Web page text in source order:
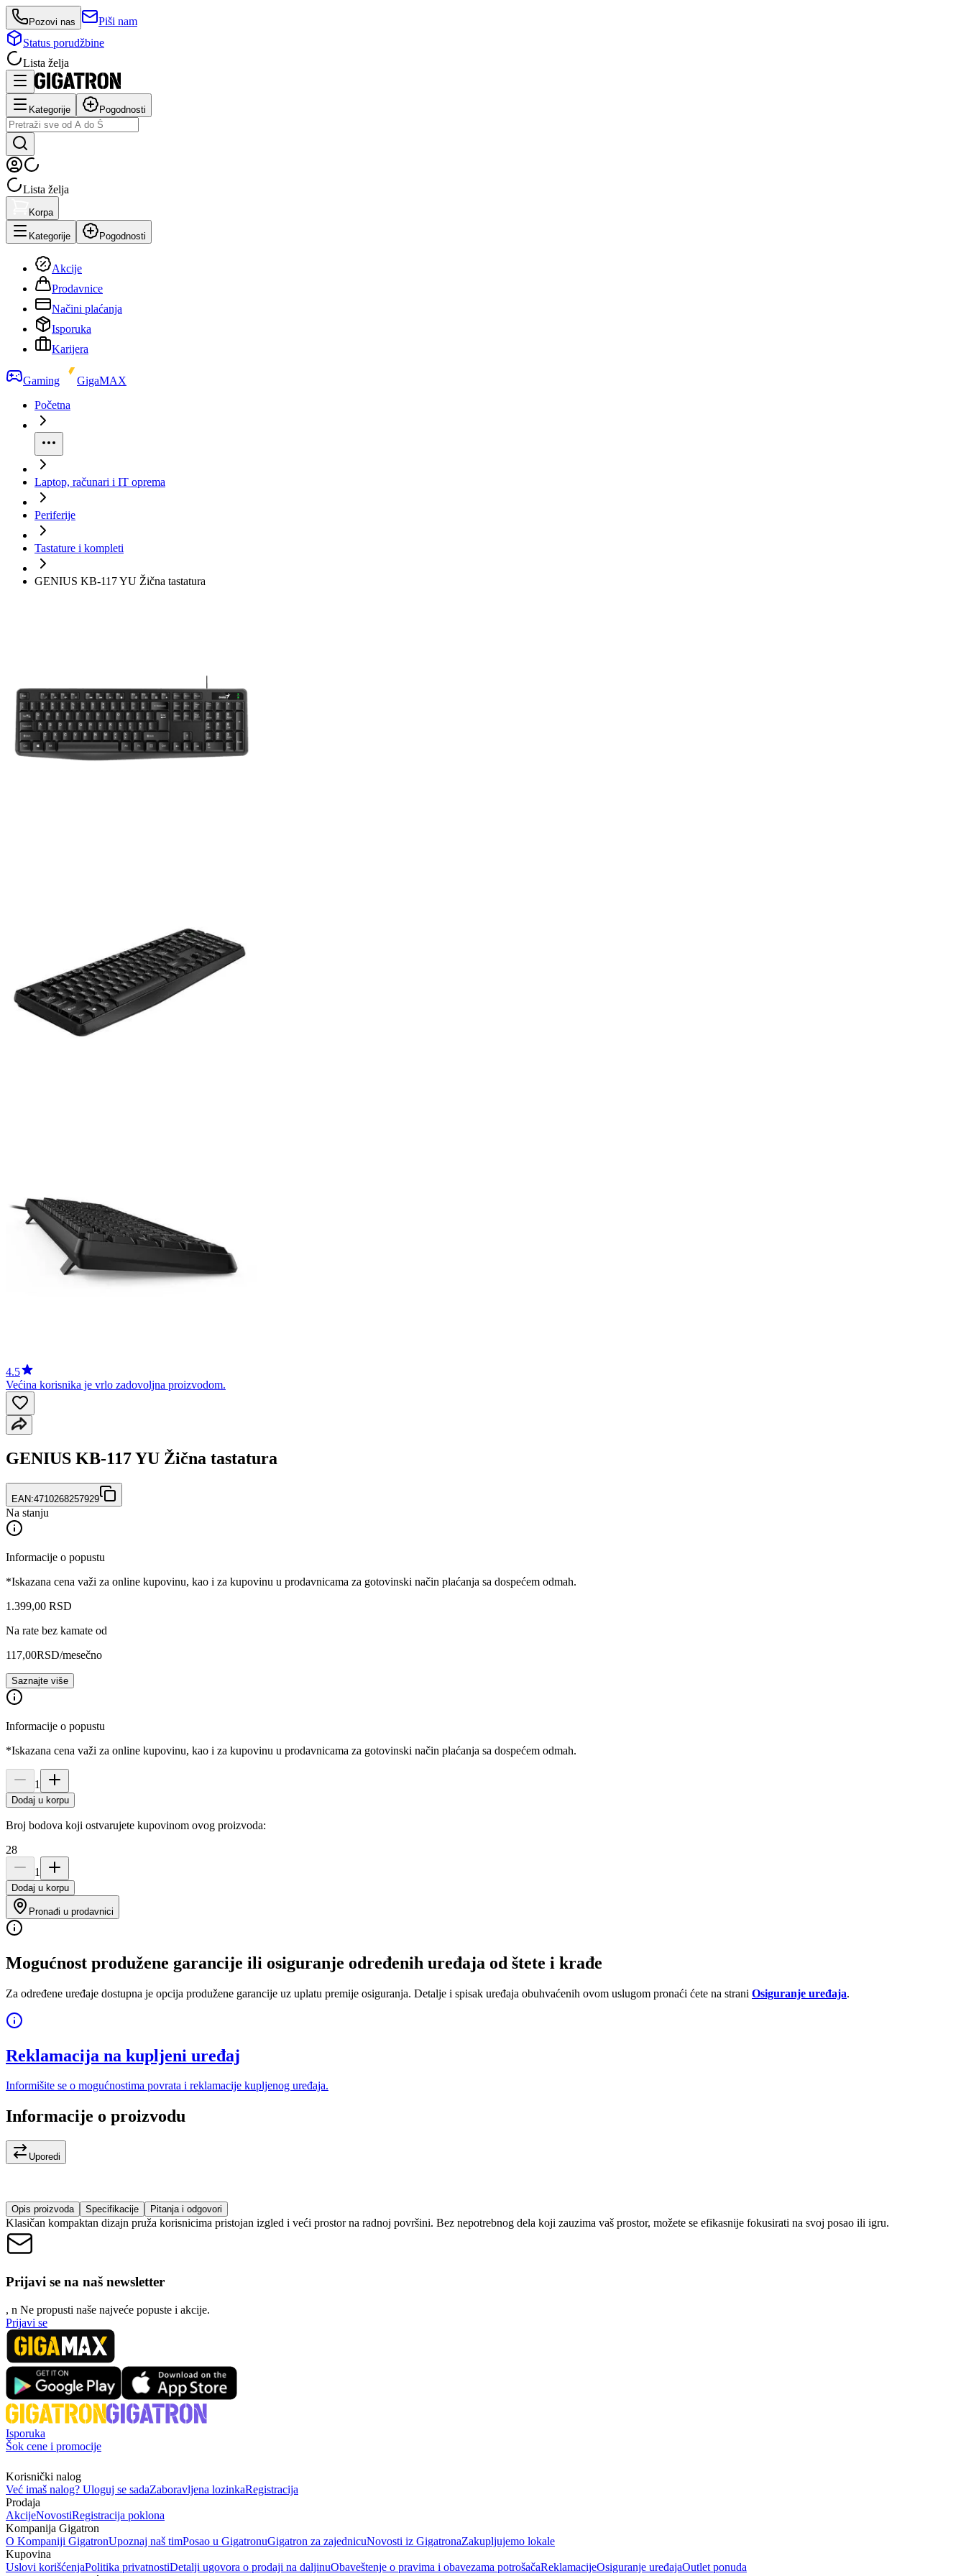
Pozovi nas
Piši nam
Status porudžbine
Lista želja
Kategorije Pogodnosti
Lista želja
Korpa
Kategorije Pogodnosti
Akcije
Prodavnice
Načini plaćanja
Isporuka
Karijera
Gaming
GigaMAX
Početna
Laptop, računari i IT oprema
Periferije
Tastature i kompleti
GENIUS KB-117 YU Žična tastatura
4.5
Većina korisnika je vrlo zadovoljna proizvodom.
GENIUS KB-117 YU Žična tastatura
EAN:4710268257929
Na stanju
Informacije o popustu
*Iskazana cena važi za online kupovinu, kao i za kupovinu u prodavnicama za gotovinski način plaćanja sa dospećem odmah.
1.399,00 RSD
Na rate bez kamate od
117,00RSD/mesečno
Saznajte više
Informacije o popustu
*Iskazana cena važi za online kupovinu, kao i za kupovinu u prodavnicama za gotovinski način plaćanja sa dospećem odmah.
1
Dodaj u korpu
Broj bodova koji ostvarujete kupovinom ovog proizvoda:
28
1
Dodaj u korpu
Pronađi u prodavnici
Mogućnost produžene garancije ili osiguranje određenih uređaja od štete i krađe
Za određene uređaje dostupna je opcija produžene garancije uz uplatu premije osiguranja. Detalje i spisak uređaja obuhvaćenih ovom uslugom pronaći ćete na strani Osiguranje uređaja.
Reklamacija na kupljeni uređaj
Informišite se o mogućnostima povrata i reklamacije kupljenog uređaja.
Informacije o proizvodu
Uporedi
Opis proizvoda Specifikacije Pitanja i odgovori
Klasičan kompaktan dizajn pruža korisnicima pristojan izgled i veći prostor na radnoj površini. Bez nepotrebnog dela koji zauzima vaš prostor, možete se efikasnije fokusirati na svoj posao ili igru.
Prijavi se na naš newsletter
, n Ne propusti naše najveće popuste i akcije.
Prijavi se
Isporuka
Šok cene i promocije
Korisnički nalog
Već imaš nalog? Uloguj se sadaZaboravljena lozinkaRegistracija
Prodaja
AkcijeNovostiRegistracija poklona
Kompanija Gigatron
O Kompaniji GigatronUpoznaj naš timPosao u GigatronuGigatron za zajednicuNovosti iz GigatronaZakupljujemo lokale
Kupovina
Uslovi korišćenjaPolitika privatnostiDetalji ugovora o prodaji na daljinuObaveštenje o pravima i obavezama potrošačaReklamacijeOsiguranje uređajaOutlet ponuda